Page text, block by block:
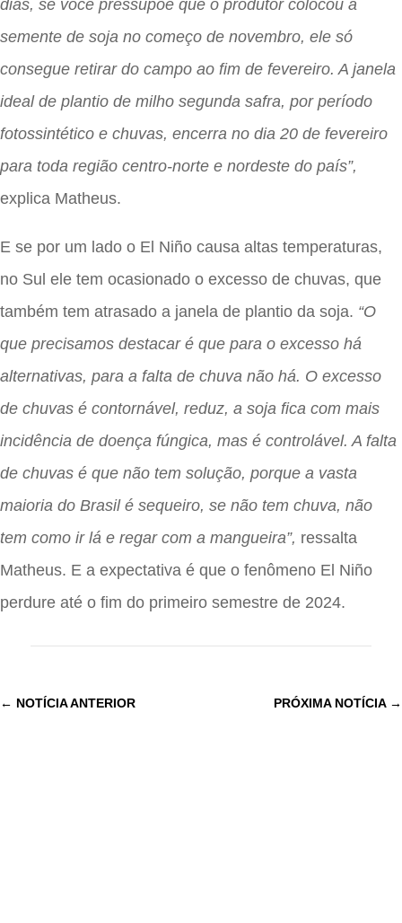
dias, se você pressupõe que o produtor colocou a
semente de soja no começo de novembro, ele só
consegue retirar do campo ao fim de fevereiro. A janela
ideal de plantio de milho segunda safra, por período
fotossintético e chuvas, encerra no dia 20 de fevereiro
para toda região centro-norte e nordeste do país”,
explica Matheus.
E se por um lado o El Niño causa altas temperaturas,
no Sul ele tem ocasionado o excesso de chuvas, que
também tem atrasado a janela de plantio da soja. “O
que precisamos destacar é que para o excesso há
alternativas, para a falta de chuva não há. O excesso
de chuvas é contornável, reduz, a soja fica com mais
incidência de doença fúngica, mas é controlável. A falta
de chuvas é que não tem solução, porque a vasta
maioria do Brasil é sequeiro, se não tem chuva, não
tem como ir lá e regar com a mangueira”, ressalta
Matheus. E a expectativa é que o fenômeno El Niño
perdure até o fim do primeiro semestre de 2024.
← NOTÍCIA ANTERIOR PRÓXIMA NOTÍCIA→